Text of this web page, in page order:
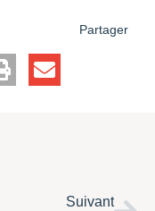
Partager
Suivant